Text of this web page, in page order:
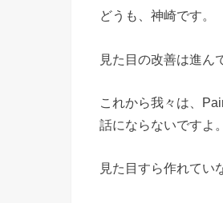
どうも、神崎です。
見た目の改善は進ん
これから我々は、
話にならないですよ。
見た目すら作れてい